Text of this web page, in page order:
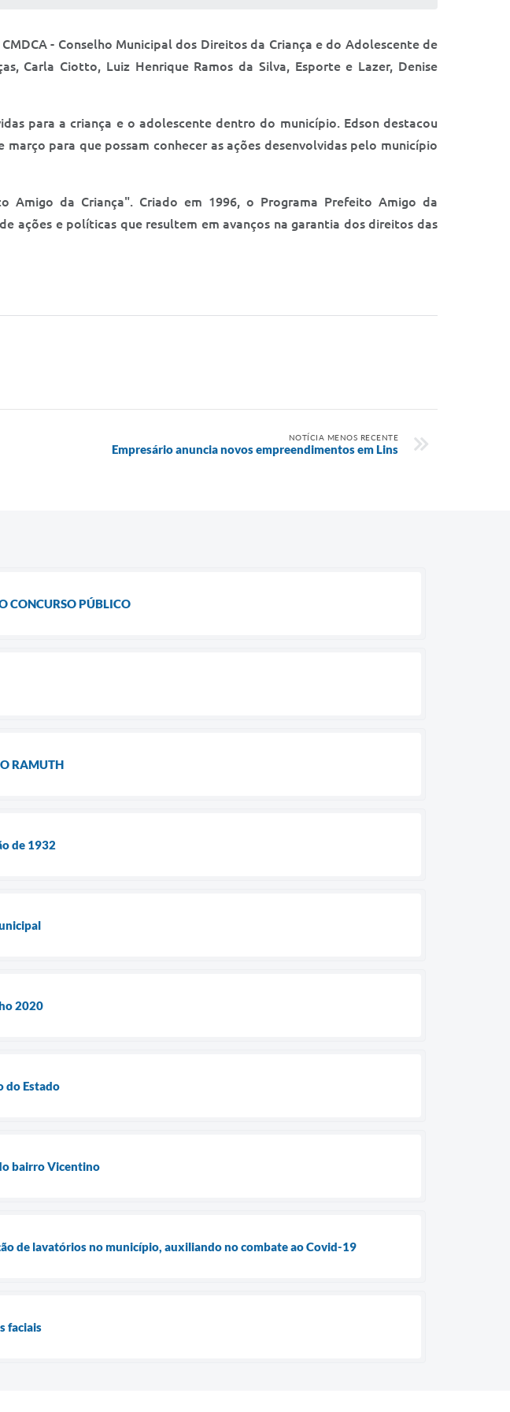
- Conselho Municipal dos Direitos da Criança e do Adolescente de
Carla Ciotto, Luiz Henrique Ramos da Silva, Esporte e Lazer, Denise
para a criança e o adolescente dentro do município. Edson destacou
para que possam conhecer as ações desenvolvidas pelo município
Amigo da Criança". Criado em 1996, o Programa Prefeito Amigo da
ações e políticas que resultem em avanços na garantia dos direitos das
NOTÍCIA MENOS RECENTE
Empresário anuncia novos empreendimentos em Lins
CONCURSO PÚBLICO
RAMUTH
de 1932
2020
do Estado
bairro Vicentino
de lavatórios no município, auxiliando no combate ao Covid-19
faciais